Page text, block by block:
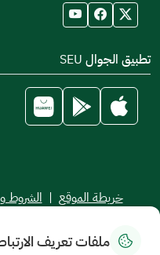
تطبيق الجوال SEU
خريطة الموقع | الشروط
جميع الحقوق محفوظة
ملفات تعريف